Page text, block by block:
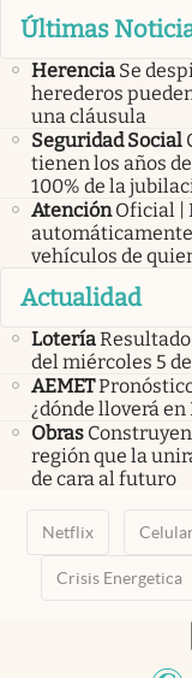
Últimas
Herencia Se
herederos
una cláusula
Seguridad Social
tienen los años
100% de la
Atención Oficial |
vehículos de
Actualidad
Lotería
del miércoles 5
AEMET
¿dónde lloverá en
Obras
región que la
de cara al futuro
Netflix
Crisis Energetica